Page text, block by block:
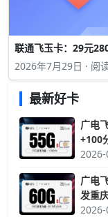
联通飞玉卡：29元
2026年7月29日 · 阅
最新好卡
广电
+100
广电
发重